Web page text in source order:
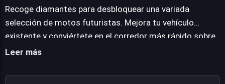
impulsan al jugador a refinar sus técnicas y a buscar la
perfección en cada partida. Rider.io ofrece una
propuesta directa y adictiva, ideal para quienes buscan
Recoge diamantes para desbloquear una variada
selección de motos futuristas. Mejora tu vehículo
existente y conviértete en el corredor más rápido sobre
el asfalto. Demuestra tu habilidad insuperable y bate
Leer más